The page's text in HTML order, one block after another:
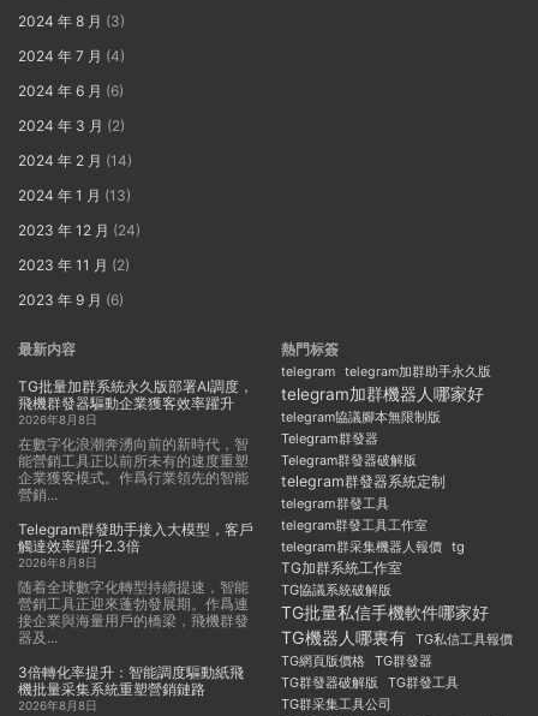
2024 年 8 月 (3)
2024 年 7 月 (4)
2024 年 6 月 (6)
2024 年 3 月 (2)
2024 年 2 月 (14)
2024 年 1 月 (13)
2023 年 12 月 (24)
2023 年 11 月 (2)
2023 年 9 月 (6)
最新内容
TG批量加群系統永久版部署AI調度，
飛機群發器驅動企業獲客效率躍升
2026年8月8日
在數字化浪潮奔湧向前的新時代，智
能營銷工具正以前所未有的速度重塑
企業獲客模式。作爲行業領先的智能
營銷...
Telegram群發助手接入大模型，客戶
觸達效率躍升2.3倍
2026年8月8日
随着全球數字化轉型持續提速，智能
營銷工具正迎來蓬勃發展期。作爲連
接企業與海量用戶的橋梁，飛機群發
器及...
3倍轉化率提升：智能調度驅動紙飛
機批量采集系統重塑營銷鏈路
2026年8月8日
熱門标簽
telegram telegram加群助手永久版
telegram加群機器人哪家好
telegram協議腳本無限制版
Telegram群發器
Telegram群發器破解版
telegram群發器系統定制
telegram群發工具
telegram群發工具工作室
telegram群采集機器人報價 tg
TG加群系統工作室
TG協議系統破解版
TG批量私信手機軟件哪家好
TG機器人哪裏有 TG私信工具報價
TG網頁版價格
TG群發器
TG群發器破解版
TG群發工具
TG群采集工具公司